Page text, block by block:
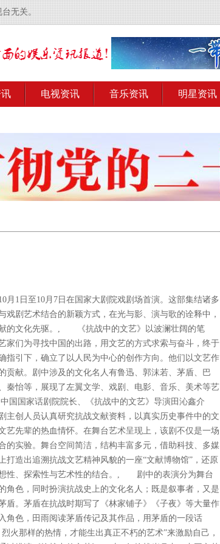
无关。
电视资讯 音乐资讯 明星资讯
1日至10月7日在国家大剧院戏剧场首演。这部集结诸多
剧艺术结合的新颖方式，在光与影、演与歌的诠释中，
的文化先驱。, 《抗战中的文艺》以波澜壮阔的笔
家们为寻找中国的出路，用文艺的方式求索与奋斗，终于
指引下，确立了以人民为中心的创作方向。他们以文艺作
贡献。剧中涉及的文化名人有鲁迅、郭沫若、茅盾、巴
秦怡等，展现了左翼文学、戏剧、电影、音乐、美术等艺
国家话剧院院长、《抗战中的文艺》导演田沁鑫介
主创人员认真研究抗战文献资料，以真实历史事件中的文
艺先辈的热血情怀。在舞台艺术呈现上，该剧不仅是一场
的实验。舞台空间简洁，结构丰富多元，借助科技、多媒
造出追溯抗战文艺精神风貌的一座“文献博物馆”，还原
性、探索性与艺术性的结合。, 剧中的表演分为舞台
角色，同时扮演抗战史上的文化名人；既是叙事者，又是
盾。茅盾在抗战时期写了《林家铺子》《子夜》等大量作
角色，田雨阅读茅盾传记及其作品，用茅盾的一段话
那样的热情，才能生出真正不朽的艺术”来激励自己，